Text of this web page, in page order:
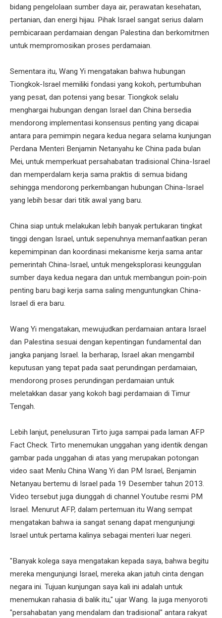
bidang pengelolaan sumber daya air, perawatan kesehatan,
pertanian, dan energi hijau. Pihak Israel sangat serius dalam
pembicaraan perdamaian dengan Palestina dan berkomitmen
untuk mempromosikan proses perdamaian.
Sementara itu, Wang Yi mengatakan bahwa hubungan
Tiongkok-Israel memiliki fondasi yang kokoh, pertumbuhan
yang pesat, dan potensi yang besar. Tiongkok selalu
menghargai hubungan dengan Israel dan China bersedia
mendorong implementasi konsensus penting yang dicapai
antara para pemimpin negara kedua negara selama kunjungan
Perdana Menteri Benjamin Netanyahu ke China pada bulan
Mei, untuk memperkuat persahabatan tradisional China-Israel
dan memperdalam kerja sama praktis di semua bidang
sehingga mendorong perkembangan hubungan China-Israel
yang lebih besar dari titik awal yang baru.
China siap untuk melakukan lebih banyak pertukaran tingkat
tinggi dengan Israel, untuk sepenuhnya memanfaatkan peran
kepemimpinan dan koordinasi mekanisme kerja sama antar
pemerintah China-Israel, untuk mengeksplorasi keunggulan
sumber daya kedua negara dan untuk membangun poin-poin
penting baru bagi kerja sama saling menguntungkan China-
Israel di era baru.
Wang Yi mengatakan, mewujudkan perdamaian antara Israel
dan Palestina sesuai dengan kepentingan fundamental dan
jangka panjang Israel. Ia berharap, Israel akan mengambil
keputusan yang tepat pada saat perundingan perdamaian,
mendorong proses perundingan perdamaian untuk
meletakkan dasar yang kokoh bagi perdamaian di Timur
Tengah.
Lebih lanjut, penelusuran Tirto juga sampai pada laman AFP
Fact Check. Tirto menemukan unggahan yang identik dengan
gambar pada unggahan di atas yang merupakan potongan
video saat Menlu China Wang Yi dan PM Israel, Benjamin
Netanyau bertemu di Israel pada 19 Desember tahun 2013.
Video tersebut juga diunggah di channel Youtube resmi PM
Israel. Menurut AFP, dalam pertemuan itu Wang sempat
mengatakan bahwa ia sangat senang dapat mengunjungi
Israel untuk pertama kalinya sebagai menteri luar negeri.
"Banyak kolega saya mengatakan kepada saya, bahwa begitu
mereka mengunjungi Israel, mereka akan jatuh cinta dengan
negara ini. Tujuan kunjungan saya kali ini adalah untuk
menemukan rahasia di balik itu," ujar Wang. Ia juga menyoroti
"persahabatan yang mendalam dan tradisional" antara rakyat